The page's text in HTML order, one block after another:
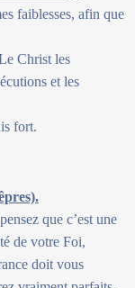
faiblesses, afin que
Christ les
et les
fort.
que c’est une
de votre Foi,
doit vous